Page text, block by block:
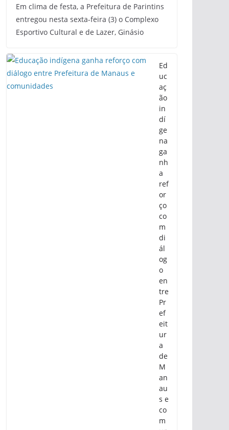
Em clima de festa, a Prefeitura de Parintins
entregou nesta sexta-feira (3) o Complexo
Esportivo Cultural e de Lazer, Ginásio
Ed
uc
aç
ão
in
dí
ge
na
ga
nh
a
ref
or
ço
co
m
di
ál
og
o
en
tre
Pr
ef
eit
ur
a
de
M
an
au
s e
co
m